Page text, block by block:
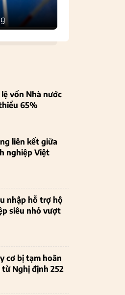
vốn Nhà nước
65%
liên kết giữa
nghiệp Việt
nhập hỗ trợ hộ
siêu nhỏ vượt
cơ bị tạm hoãn
Nghị định 252